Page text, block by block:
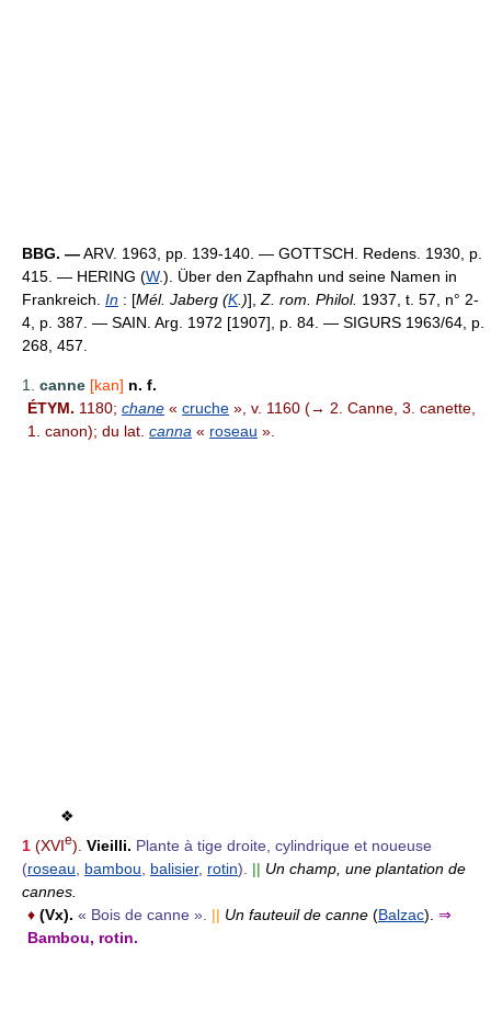
BBG. —ARV. 1963, pp. 139-140. — GOTTSCH. Redens. 1930, p.
415. — HERING (W.). Über den Zapfhahn und seine Namen in
Frankreich. In : [Mél. Jaberg (K.)],Z. rom. Philol. 1937, t. 57, n° 2-
4, p. 387. — SAIN. Arg. 1972 [1907], p. 84. — SIGURS 1963/64, p.
268, 457.
1. canne [kan] n. f.
ÉTYM. 1180; chane « cruche », v. 1160 (→ 2. Canne, 3. canette,
1. canon); du lat. canna « roseau ».
❖
1 (XVIe). Vieilli. Plante à tige droite, cylindrique et noueuse
(roseau bambou balisier, rotin). || Un champ, une plantation de
cannes.
♦ (Vx). « Bois de canne ». || Un fauteuil de canne (Balzac). ⇒
Bambou, rotin.